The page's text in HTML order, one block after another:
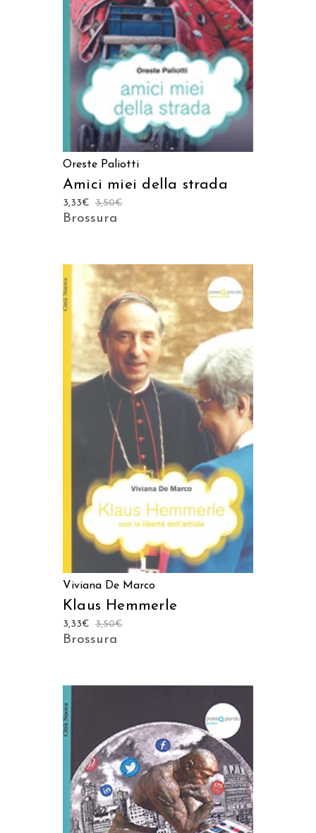
Oreste Paliotti
Amici miei della strada
3,50€
3,33€
Brossura
AGGIUNGI AL CARRELLO
Viviana De Marco
Klaus Hemmerle
3,50€
3,33€
Brossura